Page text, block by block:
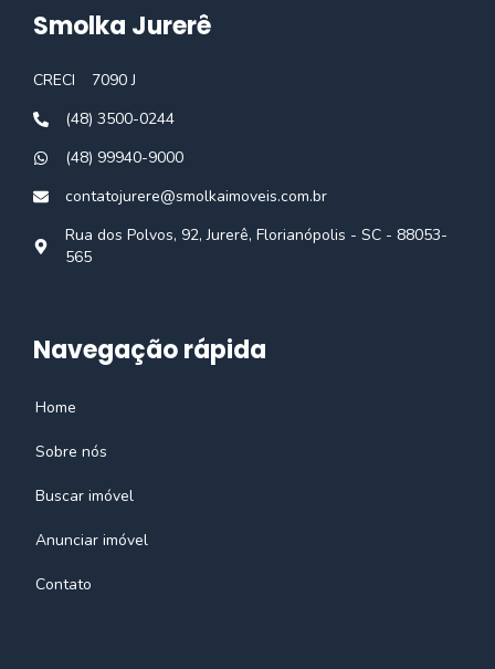
Smolka Jurerê
CRECI
7090 J
(48) 3500-0244
(48) 99940-9000
contatojurere@smolkaimoveis.com.br
Rua dos Polvos, 92, Jurerê, Florianópolis - SC - 88053-
565
Navegação rápida
Home
Sobre nós
Buscar imóvel
Anunciar imóvel
Contato